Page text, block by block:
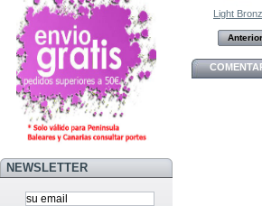
NEWSLETTER
Pincel...
Anterior
Placa de...
Anterior
Light
Anterior